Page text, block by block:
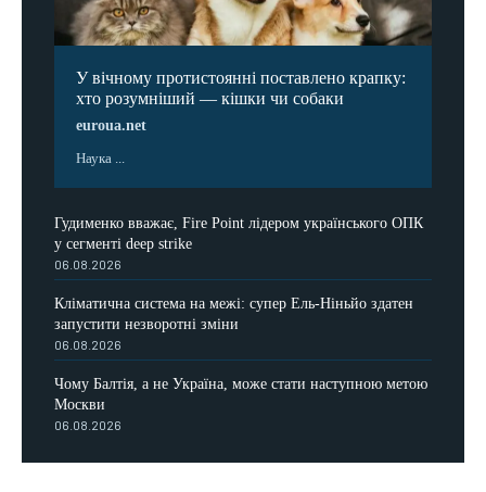
У вічному протистоянні поставлено крапку:
хто розумніший — кішки чи собаки
euroua.net
Наука ...
Гудименко вважає, Fire Point лідером українського ОПК
у сегменті deep strike
06.08.2026
Кліматична система на межі: супер Ель-Ніньйо здатен
запустити незворотні зміни
06.08.2026
Чому Балтія, а не Україна, може стати наступною метою
Москви
06.08.2026